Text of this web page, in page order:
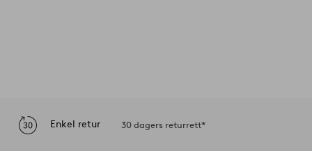
Enkel retur 30 dagers returrett*